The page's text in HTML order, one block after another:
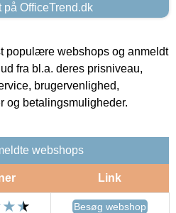
på OfficeTrend.dk
populære webshops og anmeldt
fra bl.a. deres prisniveau,
brugervenlighed,
og betalingsmuligheder.
webshops
Link
Besøg webshop